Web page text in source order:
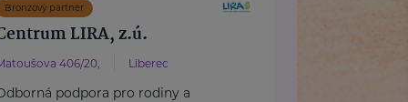
Bronzový partner
LIRA, z.ú.
406/20, Liberec
podpora pro rodiny a